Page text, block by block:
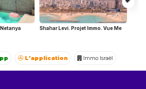
Shahar Levi. Projet Immo. Vue Me
L'application Immo Israël